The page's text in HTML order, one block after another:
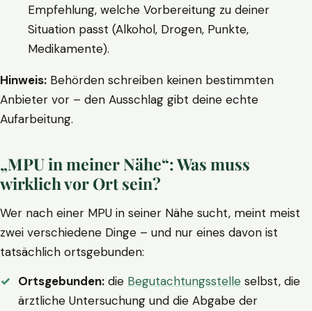
Empfehlung, welche Vorbereitung zu deiner
Situation passt (Alkohol, Drogen, Punkte,
Medikamente).
Hinweis: Behörden schreiben keinen bestimmten
Anbieter vor – den Ausschlag gibt deine echte
Aufarbeitung.
„MPU in meiner Nähe“: Was muss
wirklich vor Ort sein?
Wer nach einer MPU in seiner Nähe sucht, meint meist
zwei verschiedene Dinge – und nur eines davon ist
tatsächlich ortsgebunden:
Ortsgebunden: die Begutachtungsstelle selbst, die
ärztliche Untersuchung und die Abgabe der